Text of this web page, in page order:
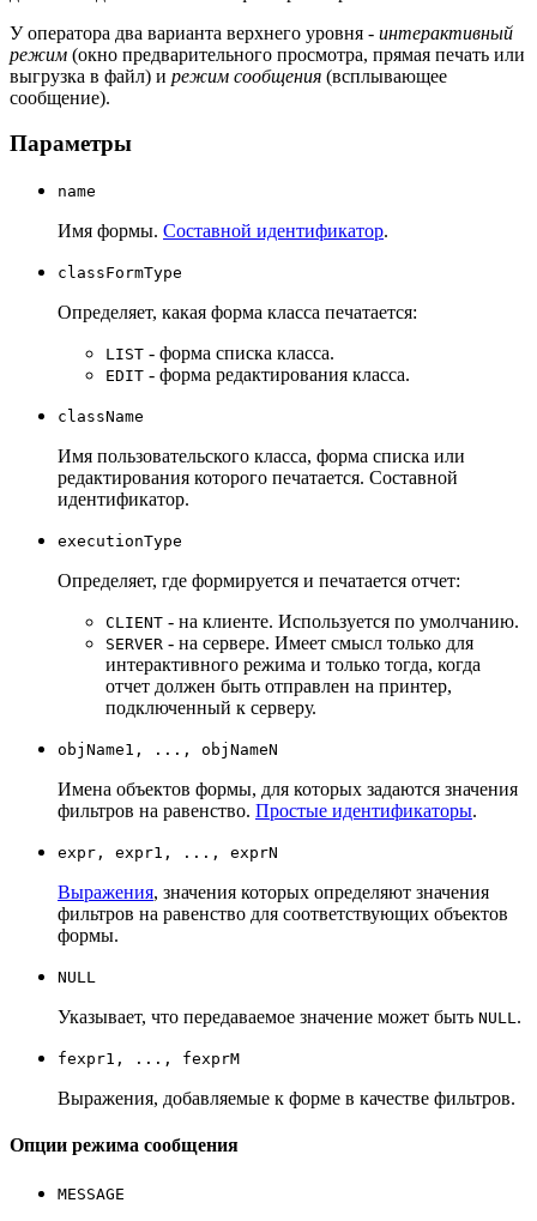
У оператора два варианта верхнего уровня - интерактивный
режим (окно предварительного просмотра, прямая печать или
выгрузка в файл) и режим сообщения (всплывающее
сообщение).
Параметры
name
Имя формы. Составной идентификатор.
classFormType
Определяет, какая форма класса печатается:
LIST - форма списка класса.
EDIT - форма редактирования класса.
className
Имя пользовательского класса, форма списка или
редактирования которого печатается. Составной
идентификатор.
executionType
Определяет, где формируется и печатается отчет:
CLIENT - на клиенте. Используется по умолчанию.
SERVER - на сервере. Имеет смысл только для
интерактивного режима и только тогда, когда
отчет должен быть отправлен на принтер,
подключенный к серверу.
objName1, ..., objNameN
Имена объектов формы, для которых задаются значения
фильтров на равенство. Простые идентификаторы.
expr, expr1, ..., exprN
Выражения, значения которых определяют значения
фильтров на равенство для соответствующих объектов
формы.
NULL
Указывает, что передаваемое значение может быть NULL.
fexpr1, ..., fexprM
Выражения, добавляемые к форме в качестве фильтров.
Опции режима сообщения
MESSAGE